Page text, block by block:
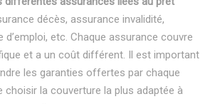
décès, assurance invalidité,
d’emploi, etc. Chaque assurance couvre
et a un coût différent. Il est important
les garanties offertes par chaque
choisir la couverture la plus adaptée à